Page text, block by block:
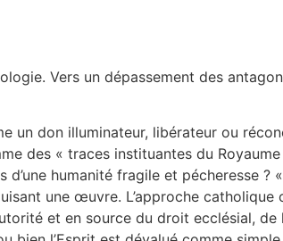
Vers un dépassement des
un don illuminateur, libérateur ou
des « traces instituantes du
humanité fragile et pécheresse
une œuvre. L’approche
et en source du droit ecclésial,